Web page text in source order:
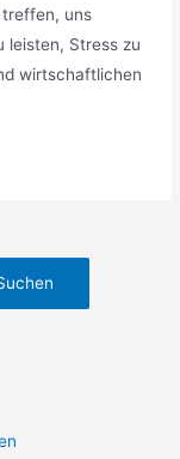
treffen, uns
leisten, Stress zu
wirtschaftlichen